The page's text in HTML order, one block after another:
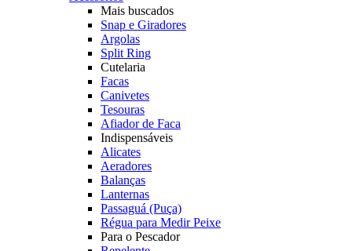
Mais buscados
Snap e Giradores
Argolas
Split Ring
Cutelaria
Facas
Canivetes
Tesouras
Afiador de Faca
Indispensáveis
Alicates
Aeradores
Balanças
Lanternas
Passaguá (Puça)
Régua para Medir Peixe
Para o Pescador